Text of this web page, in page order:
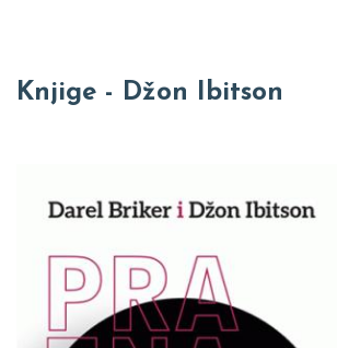
Knjige - Džon Ibitson